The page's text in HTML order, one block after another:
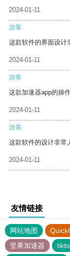
2024-01-11
游客
这款软件的界面设计
2024-01-11
游客
这款加速器app的操
2024-01-11
游客
这款软件的设计非常
2024-01-11
友情链接
网站地图
坚果加速器